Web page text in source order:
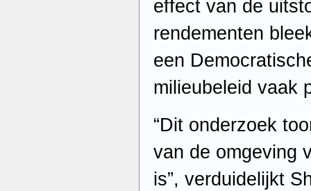
effect van de
rendementen
een
milieubeleid vaak
“Dit onderzoek
van de omgeving
is”, verduidelijkt